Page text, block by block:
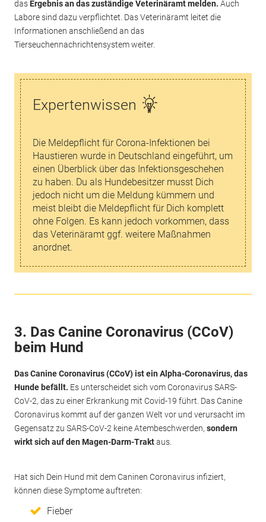
dasErgebnis an das zuständige Veterinäramt melden. Auch
Labore sind dazu verpflichtet. Das Veterinäramt leitet die
Informationen anschließend an das
Tierseuchennachrichtensystem weiter.
Expertenwissen
Die Meldepflicht für Corona-Infektionen bei
Haustieren wurde in Deutschland eingeführt, um
einen Überblick über das Infektionsgeschehen
zu haben. Du als Hundebesitzer musst Dich
jedoch nicht um die Meldung kümmern und
meist bleibt die Meldepflicht für Dich komplett
ohne Folgen. Es kann jedoch vorkommen, dass
das Veterinäramt ggf. weitere Maßnahmen
anordnet.
3. Das Canine Coronavirus (CCoV)
beim Hund
Das Canine Coronavirus (CCoV) ist ein Alpha-Coronavirus, das
Hunde befällt. Es unterscheidet sich vom Coronavirus SARS-
CoV-2, das zu einer Erkrankung mit Covid-19 führt. Das Canine
Coronavirus kommt auf der ganzen Welt vor und verursacht im
Gegensatz zu SARS-CoV-2 keine Atembeschwerden, sondern
wirkt sich auf den Magen-Darm-Traktaus.
Hat sich Dein Hund mit dem Caninen Coronavirus infiziert,
können diese Symptome auftreten:
Fieber